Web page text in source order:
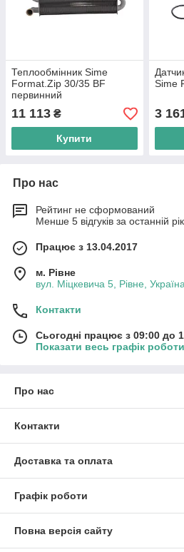
Теплообмінник Sime
Format.Zip 30/35 BF
первинний
11 113 ₴
Купити
Sime
3
Про нас
Рейтинг не сформований
Менше 5 відгуків за останній рік
Працює з 13.04.2017
м. Рівне
вул. Міцкевича 5, Рівне,
Контакти
Сьогодні працює з 09:00 до
Показати весь графік роботи
Про нас
Контакти
Доставка та оплата
Графік роботи
Повна версія сайту